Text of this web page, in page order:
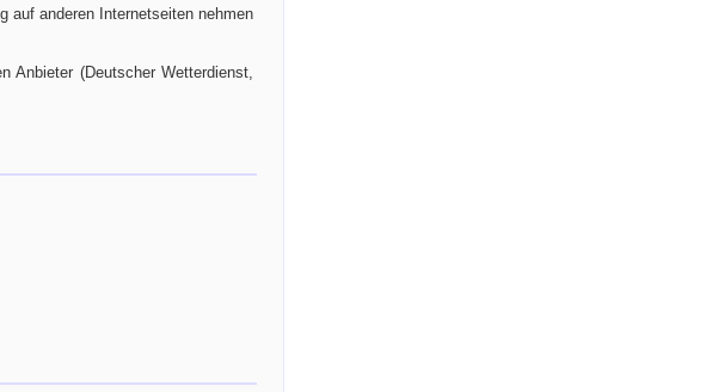
auf anderen Internetseiten nehmen
Anbieter (Deutscher Wetterdienst,